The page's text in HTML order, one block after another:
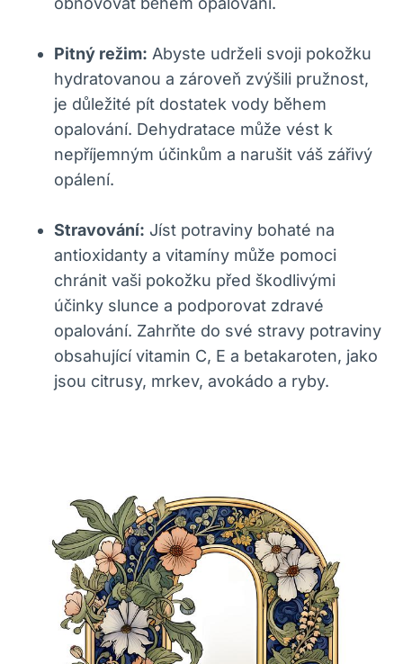
Pitný režim: Abyste udrželi svoji pokožku
hydratovanou a zároveň zvýšili pružnost,
je důležité pít dostatek vody během
opalování. Dehydratace může vést k
nepříjemným účinkům a narušit váš zářivý
opálení.
Stravování: Jíst potraviny bohaté na
antioxidanty a vitamíny může pomoci
chránit vaši pokožku před škodlivými
účinky slunce a podporovat zdravé
opalování. Zahrňte do své stravy potraviny
obsahující vitamin C, E a betakaroten, jako
jsou citrusy, mrkev, avokádo a ryby.